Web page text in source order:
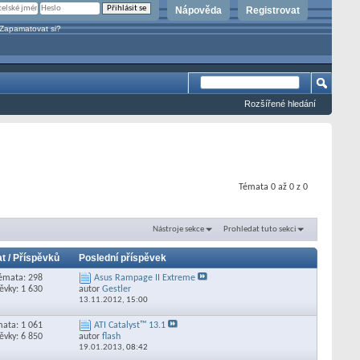
Registrovat
Nápověda
si?
Rozšířené hledání
Témata 0 až 0 z 0
Nástroje sekce Prohledat tuto sekci
/ Příspěvků Poslední příspěvek
298
1 630
Asus Rampage II Extreme
autor Gestler
13.11.2012, 15:00
1 061
6 850
ATI Catalyst™ 13.1
autor flash
19.01.2013, 08:42